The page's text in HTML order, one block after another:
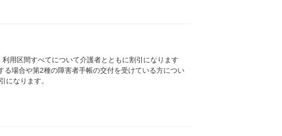
用区間すべてについて介護者とともに割引になります
場合や第2種の障害者手帳の交付を受けている方につい
になります。